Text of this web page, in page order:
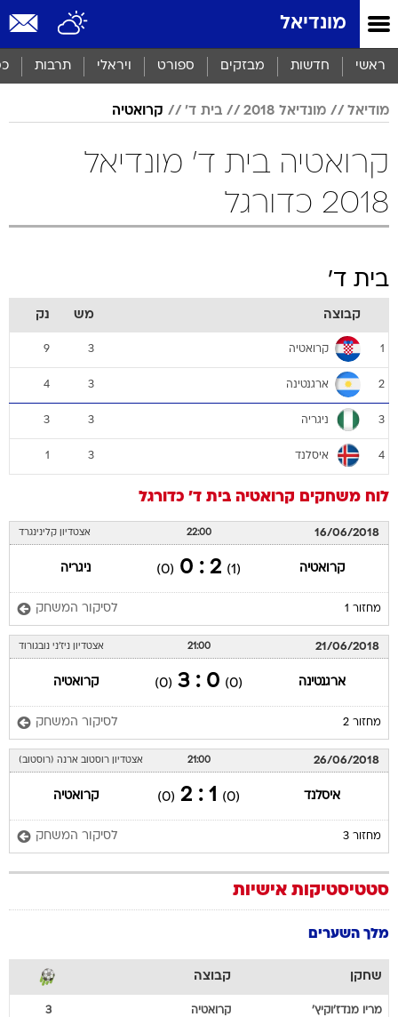
מונדיאל
ראשי חדשות מבזקים ספורט ויראלי תרבות
מודיאל מונדיאל 2018 בית ד' קרואטיה
קרואטיה בית ד' מונדיאל
2018 כדורגל
בית ד'
קבוצה מש נק
1 קרואטיה 3
9
2 ארגנטינה 3
4
3 ניגריה 3
3
4 איסלנד 3
1
לוח משחקים קרואטיה בית ד' כדורגל
16/06/2018
22:00 אצטדיון קלינינגרד
קרואטיה (1)
2 : 0
(0) ניגריה
מחזור 1 לסיקור המשחק
21/06/2018
21:00 אצטדיון ניז'ני נובגורוד
ארגנטינה (0)
0 : 3
(0) קרואטיה
מחזור 2 לסיקור המשחק
26/06/2018
21:00 אצטדיון רוסטוב ארנה (רוסטוב)
איסלנד (0)
1 : 2
(0) קרואטיה
מחזור 3 לסיקור המשחק
סטטיסטיקות אישיות
מלך השערים
שחקן קבוצה
מריו מנדז'וקיץ' קרואטיה 3